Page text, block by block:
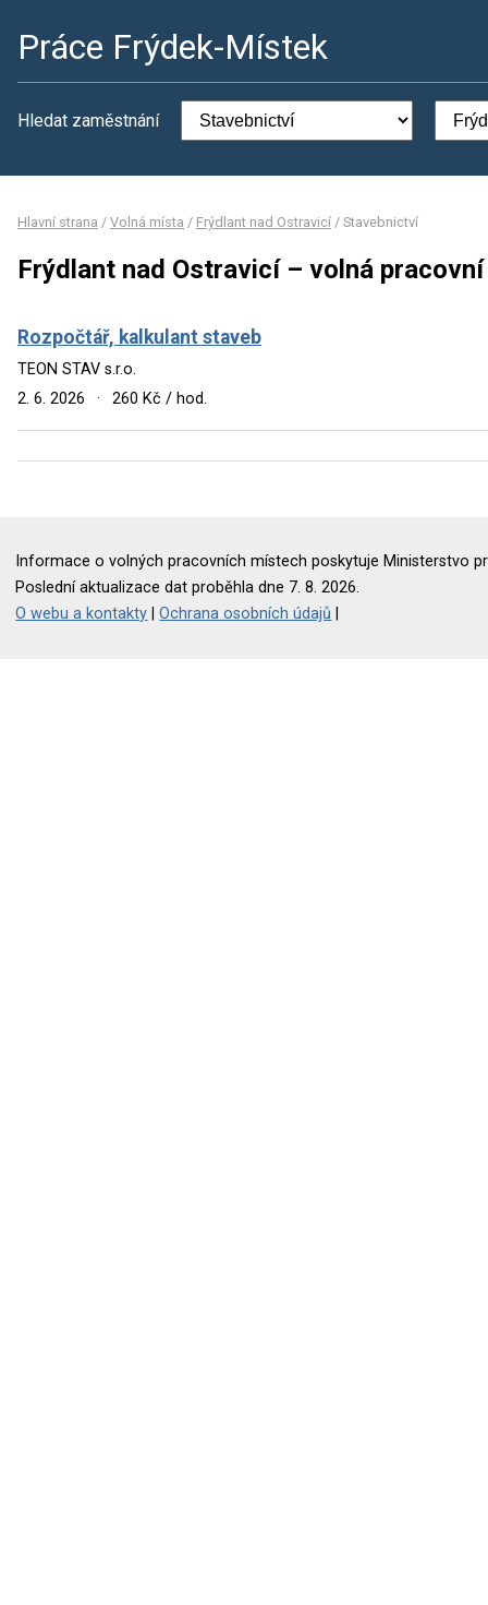
Práce Frýdek-Místek
Hledat zaměstnání
Hlavní strana / Volná místa / Frýdlant nad Ostravicí / Stavebnictví
Frýdlant nad Ostravicí – volná
Rozpočtář, kalkulant staveb
TEON STAV s.r.o.
2. 6. 2026
· 260 Kč / hod.
Informace o volných pracovních místech poskytuje Ministerstvo
Poslední aktualizace dat proběhla dne 7. 8. 2026.
O webu a kontakty |Ochrana osobních údajů